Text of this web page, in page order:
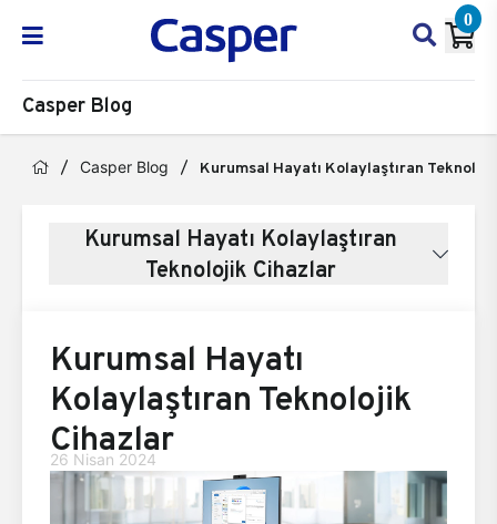
0
Casper Blog
Casper Blog Kurumsal Hayatı Kolaylaştıran
Kurumsal Hayatı Kolaylaştıran
Teknolojik Cihazlar
Kurumsal Hayatı
Kolaylaştıran Teknolojik
Cihazlar
26 Nisan 2024